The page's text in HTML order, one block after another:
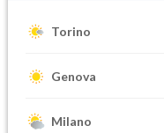
Torino
Genova
Milano